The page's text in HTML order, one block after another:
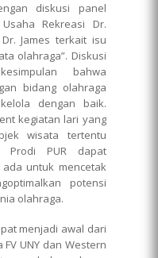
diskusi panel
Rekreasi Dr.
James terkait isu
olahraga”. Diskusi
bahwa
bidang olahraga
dengan baik.
kegiatan lari yang
wisata tertentu
Prodi PUR dapat
untuk mencetak
potensi
olahraga.
menjadi awal dari
UNY dan Western